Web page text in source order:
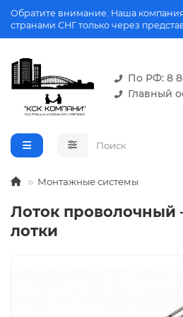
Обратите внимание. Наша компания
странами СНГ только через
По РФ: 8
Главный
Монтажные системы
Лоток
лотки